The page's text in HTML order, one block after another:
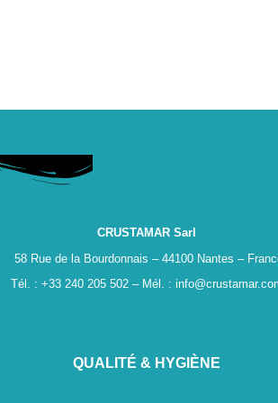
CRUSTAMAR Sarl
58 Rue de la Bourdonnais – 44100 Nantes –
Tél. : +33 240 205 502 – Mél. :
QUALITÉ & HYGIÈNE